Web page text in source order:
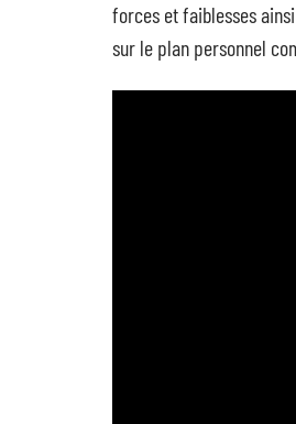
forces et faiblesses
sur le plan personnel